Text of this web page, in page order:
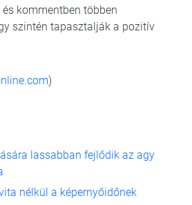
kommentben többen
szintén tapasztalják a pozitív
)
lassabban fejlődik az agy
nélkül a képernyőidőnek